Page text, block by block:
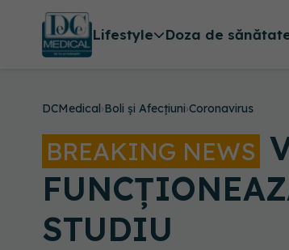
Lifestyle Doza de
DCMedical›Boli și Afecțiuni›Coronavirus
BREAKING NEWS
STUDIU